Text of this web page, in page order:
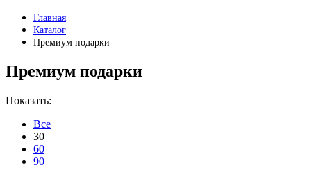
Главная
Каталог
Премиум подарки
Премиум подарки
Показать:
Все
30
60
90